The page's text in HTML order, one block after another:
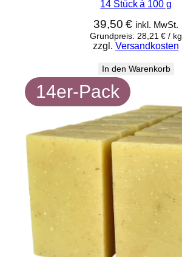
14 Stück à 100 g
39,50€ inkl. MwSt.
Grundpreis: 28,21€ / kg
zzgl. Versandkosten
In den Warenkorb
14er-Pack